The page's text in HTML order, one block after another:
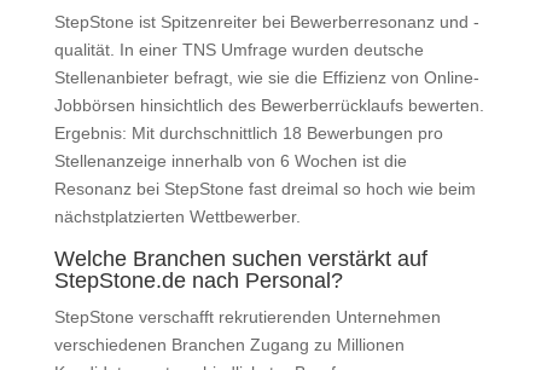
StepStone ist Spitzenreiter bei Bewerberresonanz und -
qualität. In einer TNS Umfrage wurden deutsche
Stellenanbieter befragt, wie sie die Effizienz von Online-
Jobbörsen hinsichtlich des Bewerberrücklaufs bewerten.
Ergebnis: Mit durchschnittlich 18 Bewerbungen pro
Stellenanzeige innerhalb von 6 Wochen ist die
Resonanz bei StepStone fast dreimal so hoch wie beim
nächstplatzierten Wettbewerber.
Welche Branchen suchen verstärkt auf
StepStone.de nach Personal?
StepStone verschafft rekrutierenden Unternehmen
verschiedenen Branchen Zugang zu Millionen